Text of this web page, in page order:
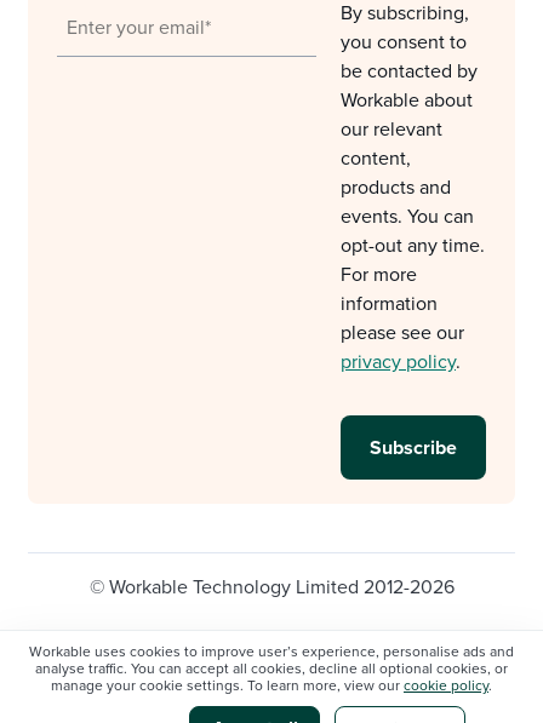
Workable uses cookies to improve user’s experience, personalise ads and
analyse traffic. You can accept all cookies, decline all optional cookies, or
manage your cookie settings. To learn more, view our cookie policy.
By subscribing,
you consent to
be contacted by
Workable about
our relevant
content,
products and
events. You can
opt-out any time.
For more
information
please see our
privacy policy.
© Workable Technology Limited 2012-2026
Privacy policy
Cookie Settings
Do not sell/share my personal information